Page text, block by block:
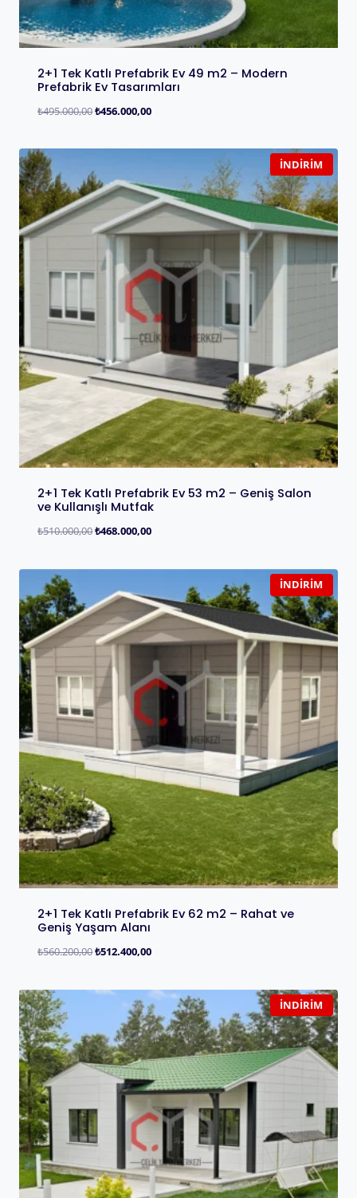
2+1 Tek Katlı Prefabrik Ev 49 m2 – Modern
Prefabrik Ev Tasarımları
₺495.000,00₺456.000,00
İNDIRIM
2+1 Tek Katlı Prefabrik Ev 53 m2 – Geniş Salon
ve Kullanışlı Mutfak
₺510.000,00₺468.000,00
İNDIRIM
2+1 Tek Katlı Prefabrik Ev 62 m2 – Rahat ve
Geniş Yaşam Alanı
₺560.200,00₺512.400,00
İNDIRIM